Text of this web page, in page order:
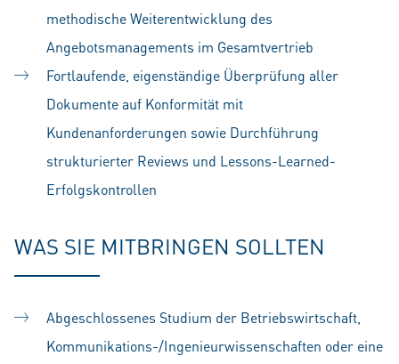
methodische Weiterentwicklung des
Angebotsmanagements im Gesamtvertrieb
Fortlaufende, eigenständige Überprüfung aller
Dokumente auf Konformität mit
Kundenanforderungen sowie Durchführung
strukturierter Reviews und Lessons-Learned-
Erfolgskontrollen
WAS SIE MITBRINGEN SOLLTEN
Abgeschlossenes Studium der Betriebswirtschaft,
Kommunikations-/Ingenieurwissenschaften oder eine